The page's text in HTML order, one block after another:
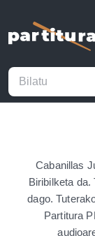
Cabanillas
Biribilketa
dago.
Partitura